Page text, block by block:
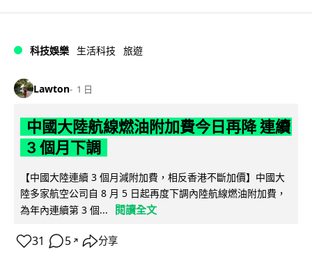
科技娛樂 生活科技 旅遊
Lawton 1 日
中國大陸航線燃油附加費今日再降 連續
3 個月下調
【中國大陸連續 3 個月減附加費，相反香港不斷加價】中國大
陸多家航空公司自 8 月 5 日起再度下調內陸航線燃油附加費，
為年內連續第 3 個...
閱讀全文
31 5 ↗ 分享